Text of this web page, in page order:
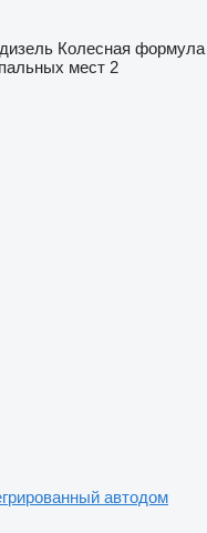
дизель Колесная формула
мест 2
автодом